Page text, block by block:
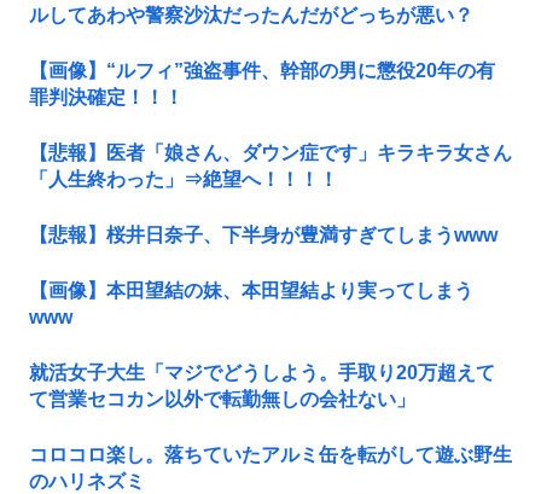
ルしてあわや警察沙汰だったんだがどっちが悪い？
【画像】“ルフィ”強盗事件、幹部の男に懲役20年の有
罪判決確定！！！
【悲報】医者「娘さん、ダウン症です」キラキラ女さん
「人生終わった」⇒絶望へ！！！！
【悲報】桜井日奈子、下半身が豊満すぎてしまうwww
【画像】本田望結の妹、本田望結より実ってしまう
www
就活女子大生「マジでどうしよう。手取り20万超えて
て営業セコカン以外で転勤無しの会社ない」
コロコロ楽し。落ちていたアルミ缶を転がして遊ぶ野生
のハリネズミ